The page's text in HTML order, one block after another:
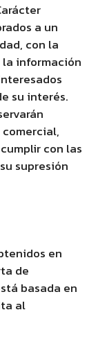
a un
con la
información
su interés.
con las
supresión
en
de
basada en
al